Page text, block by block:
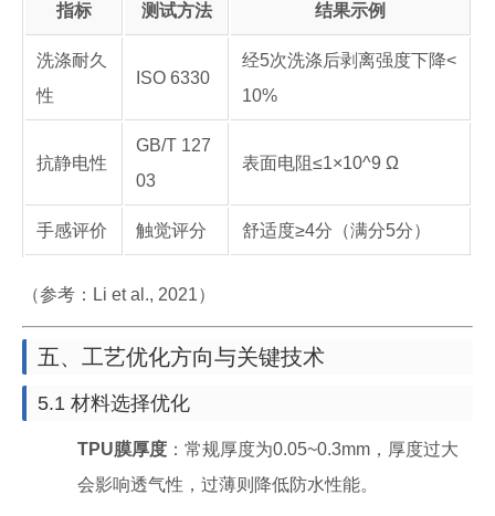
指标 测试方法 结果示例
洗涤耐久
性
ISO 6330
经5次洗涤后剥离强度下降<
10%
抗静电性
GB/T 127
03
表面电阻≤1×10^9 Ω
手感评价 触觉评分 舒适度≥4分（满分5分）
（参考：Li et al., 2021）
五、工艺优化方向与关键技术
5.1 材料选择优化
TPU膜厚度 ：常规厚度为0.05~0.3mm，厚度过大
会影响透气性，过薄则降低防水性能。